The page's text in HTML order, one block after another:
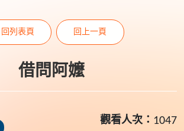
借問阿嬤
回列表頁 回上一頁
觀看人次： 1047